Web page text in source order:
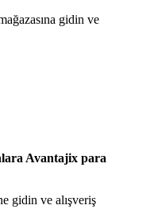
gidin ve
Avantajix para
gidin ve alışveriş